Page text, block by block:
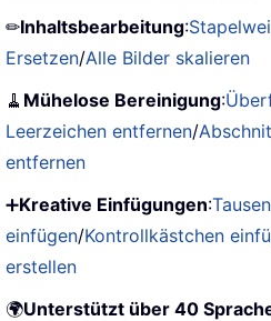
✏Inhaltsbearbeitung:
Ersetzen/Alle Bilder skalieren
🧹 Mühelose Bereinigung:
Leerzeichen entfernen/
entfernen
➕Kreative Einfügungen:
einfügen/Kontrollkästchen
erstellen
🌍Unterstützt über 40